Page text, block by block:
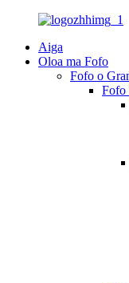
Aiga
Oloa ma Fofo
Fofo o
Fofo